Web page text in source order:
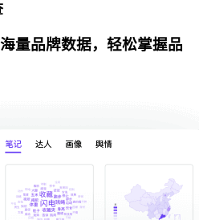
量品牌数据，轻松掌握品